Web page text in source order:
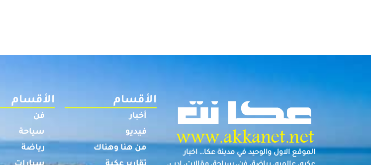
الموقع الاول والوحيد في مدينة عكا… اخبار
الأقسام
أخبار
فيديو
من هنا وهناك
الأقسام
فن
سياحة
رياضة